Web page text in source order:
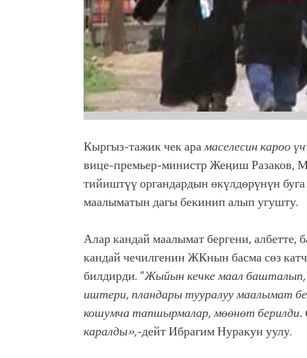
Кыргыз-тажик чек арамаселесин кароо
вице-премьер-министр Жеңиш Разаков,
тийиштүү органдардын өкүлдөрүнүн
маалыматын дагы бекинип алып угушту.
Алар кандай маалымат бергени,
кандай чечилгенин ЖКнын басма сөз
билдирди. “Жыйын кечке маал
иштери, пландары тууралуу маалымат
кошумча тапшырмалар, мөөнөт берилди.
каралды»,-дейт Ибрагим Нуракун уулу.